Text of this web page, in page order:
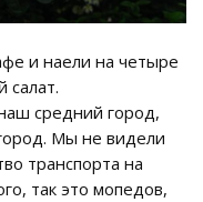
и наели на четыре
салат.
средний город,
Мы не видели
транспорта на
так это мопедов,